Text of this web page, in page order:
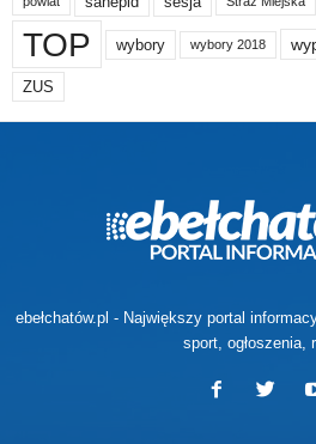
TOP wybory wybory 2018
ZUS
ebełchatów.pl - Największy portal
sport, ogłoszenia,